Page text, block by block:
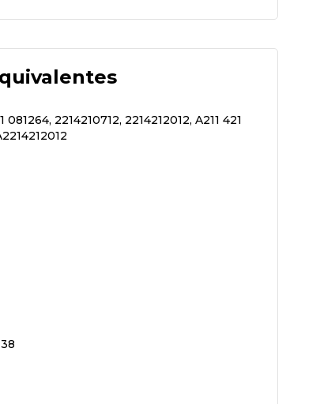
081264, 2214210712, 2214212012, A211 421